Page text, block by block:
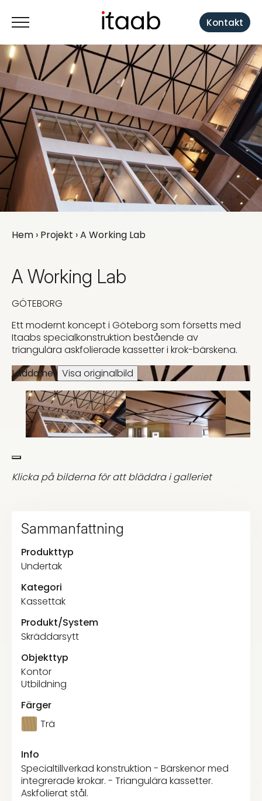
Kontakt
Hem › Projekt › A Working Lab
A Working Lab
GÖTEBORG
Ett modernt koncept i Göteborg som försetts med
Itaabs specialkonstruktion bestående av
triangulära askfolierade kassetter i krok-bärskena.
Ladda ner Visa originalbild
Klicka på bilderna för att bläddra i galleriet
Sammanfattning
Produkttyp
Undertak
Kategori
Kassettak
Produkt/System
Skräddarsytt
Objekttyp
Kontor
Utbildning
Färger
Trä
Info
Specialtillverkad konstruktion - Bärskenor med
integrerade krokar. - Triangulära kassetter.
Askfolierat stål.